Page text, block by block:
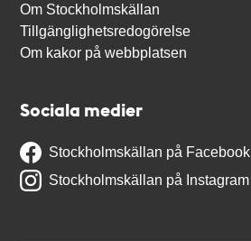
Om Stockholmskällan
Tillgänglighetsredogörelse
Om kakor på webbplatsen
Sociala medier
Stockholmskällan på Facebook
Stockholmskällan på Instagram